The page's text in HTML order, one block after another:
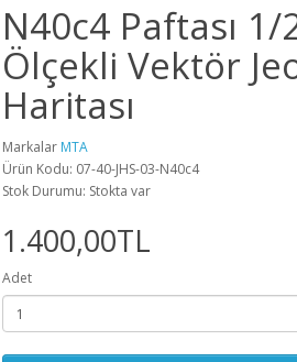
N40c4 Paftası 1/
Ölçekli Vektör
Haritası
Markalar MTA
Ürün Kodu: 07-40-JHS-03-N40c4
Stok Durumu: Stokta var
1.400,00TL
Adet